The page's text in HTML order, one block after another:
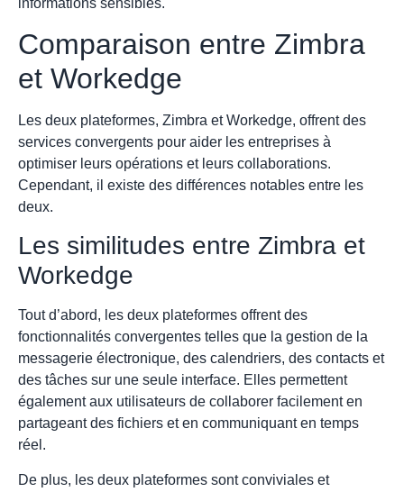
Comparaison entre Zimbra
et Workedge
Les deux plateformes, Zimbra et Workedge, offrent des
services convergents pour aider les entreprises à
optimiser leurs opérations et leurs collaborations.
Cependant, il existe des différences notables entre les
deux.
Les similitudes entre Zimbra et
Workedge
Tout d’abord, les deux plateformes offrent des
fonctionnalités convergentes telles que la gestion de la
messagerie électronique, des calendriers, des contacts et
des tâches sur une seule interface. Elles permettent
également aux utilisateurs de collaborer facilement en
partageant des fichiers et en communiquant en temps
réel.
De plus, les deux plateformes sont conviviales et